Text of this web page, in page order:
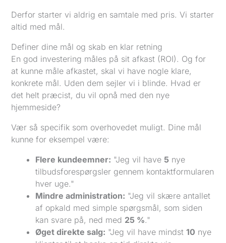
Derfor starter vi aldrig en samtale med pris. Vi starter
altid med mål.
Definer dine mål og skab en klar retning
En god investering måles på sit afkast (ROI). Og for
at kunne måle afkastet, skal vi have nogle klare,
konkrete mål. Uden dem sejler vi i blinde. Hvad er
det helt præcist, du vil opnå med den nye
hjemmeside?
Vær så specifik som overhovedet muligt. Dine mål
kunne for eksempel være:
Flere kundeemner: "Jeg vil have 5 nye
tilbudsforespørgsler gennem kontaktformularen
hver uge."
Mindre administration: "Jeg vil skære antallet
af opkald med simple spørgsmål, som siden
kan svare på, ned med 25 %."
Øget direkte salg: "Jeg vil have mindst10 nye